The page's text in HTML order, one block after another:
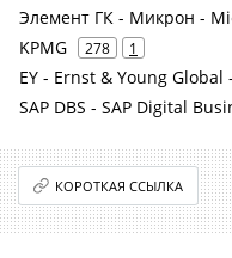
Элемент ГК - Микрон -
KPMG 278 1
EY - Ernst & Young Global
SAP DBS - SAP Digital
КОРОТКАЯ ССЫЛКА